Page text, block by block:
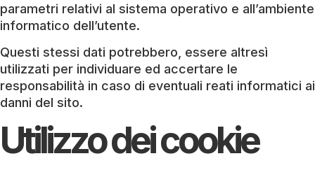
parametri relativi al sistema operativo e all’ambiente
informatico dell’utente.
Questi stessi dati potrebbero, essere altresì
utilizzati per individuare ed accertare le
responsabilità in caso di eventuali reati informatici ai
danni del sito.
Utilizzo dei cookie